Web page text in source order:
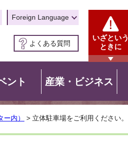
Foreign Language
よくある質問
いざという
ときに
ント 産業・ビジネス
内） > 立体駐車場をご利用ください。